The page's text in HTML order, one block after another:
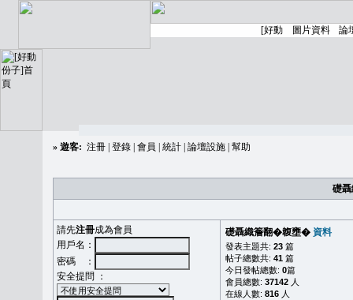
» 遊客: 注冊 登錄 會員 統計 論壇設施 幫助
礎
請先注冊成為會員
用戶名：
密碼 ：
安全提問 ：
礎聶織簷翻�䪖壅� 資料
發表主題共: 23 篇
帖子總數共: 41 篇
今日發帖總數: 0篇
會員總數: 37142 人
在線人數: 816 人